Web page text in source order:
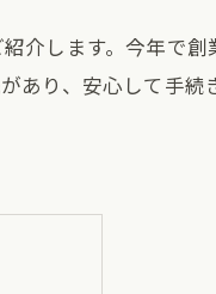
介します。今年で
あり、安心して手続